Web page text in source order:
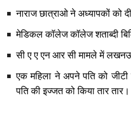
नाराज छात्राओ ने अध्यापकों को
मेडिकल कॉलेज कॉलेज शताब्दी
सी ए ए एन आर सी मामले में
एक महिला ने अपने पति को
पति की इज्जत को किया तार तार।